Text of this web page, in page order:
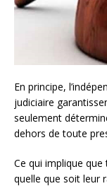
En principe,
judiciaire
seulement
dehors de toute
Ce qui implique
quelle que soit leur